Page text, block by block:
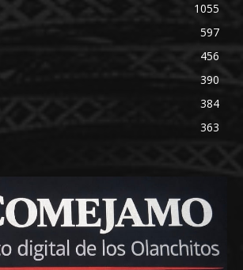
1055
597
456
390
384
363